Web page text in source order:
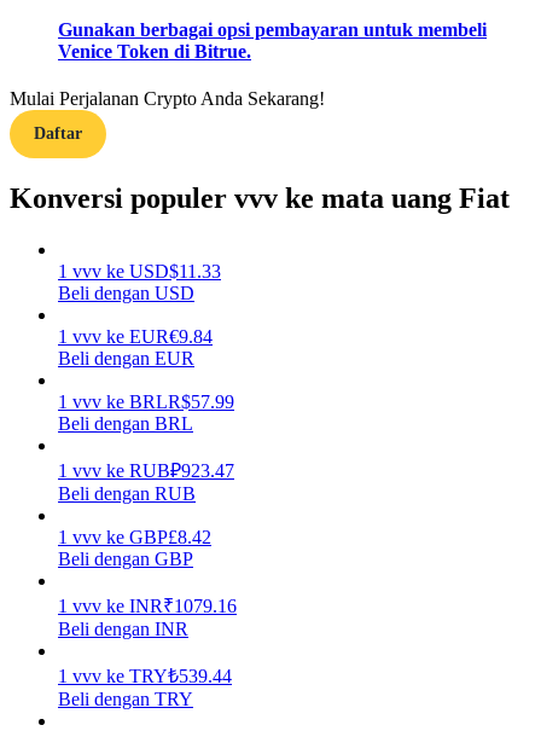
Pelajari cara untuk tetap menghasilkan keuntungan
Babi Kekuatan
Dapatkan imbalan kompetitif setiap hari
Gunakan berbagai opsi pembayaran untuk membeli
Venice Token di Bitrue.
Mulai Perjalanan Crypto Anda Sekarang!
Daftar
Konversi populer vvv ke mata uang Fiat
1 vvv ke USD$11.33
Beli dengan USD
1 vvv ke EUR€9.84
Beli dengan EUR
1 vvv ke BRLR$57.99
Beli dengan BRL
1 vvv ke RUB₽923.47
Beli dengan RUB
1 vvv ke GBP£8.42
Beli dengan GBP
1 vvv ke INR₹1079.16
Beli dengan INR
1 vvv ke TRY₺539.44
Beli dengan TRY